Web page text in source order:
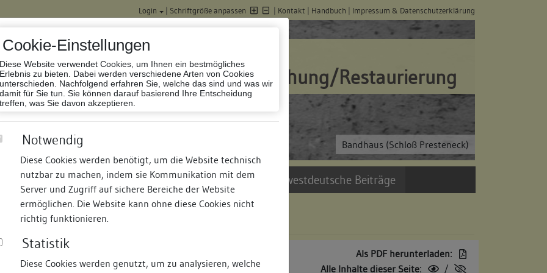
Cookie-Einstellungen
Diese Website verwendet Cookies, um Ihnen ein bestmögliches
Erlebnis zu bieten. Dabei werden verschiedene Arten von Cookies
unterschieden. Nachfolgend erfahren Sie, welche das sind und was wir
damit für Sie tun. Sie können darauf basierend Ihre Entscheidung
treffen, was Sie davon akzeptieren.
Notwendig
Diese Cookies werden benötigt, um die Website technisch
nutzbar zu machen, indem sie Kommunikation mit dem
Server und Zugriff auf sichere Bereiche der Website
ermöglichen. Die Website kann ohne diese Cookies nicht
richtig funktionieren.
Statistik
Diese Cookies werden genutzt, um zu analysieren, welche
Login | Schriftgröße anpassen | Kontakt | Handbuch | Impressum & Datenschutzerklärung
Bandhaus (Schloß Presteneck)
Datenbank Bauforschung/Restaurierung
Termine Suche Freie Bauforscher:innen Südwestdeutsche Beiträge
Als PDF herunterladen:
Alle Inhalte dieser Seite:
/